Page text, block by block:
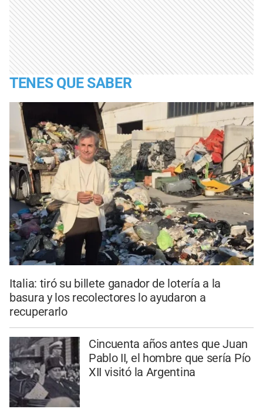
TENES QUE SABER
Italia: tiró su billete ganador de lotería a la
basura y los recolectores lo ayudaron a
recuperarlo
Cincuenta años antes que Juan
Pablo II, el hombre que sería Pío
XII visitó la Argentina